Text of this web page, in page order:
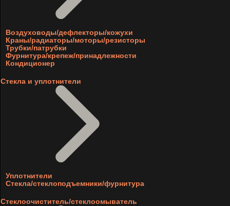
Воздуховоды/дефлекторы/кожухи
Краны/радиаторы/моторы/резисторы
Трубки/патрубки
Фурнитура/крепеж/принадлежности
Кондиционер
Стекла и уплотнители
Уплотнители
Стекла/стеклоподъемники/фурнитура
Стеклоочиститель/стеклоомыватель